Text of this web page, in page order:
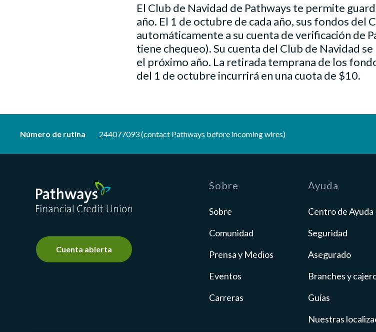
El Club de Navidad de Pathways te permite
año. El 1 de octubre de cada año, sus fondos del
automáticamente a su cuenta de verificación de
tiene chequeo). Su cuenta del Club de Navidad
el próximo año. La retirada temprana de los
del 1 de octubre incurrirá en una cuota de $10.
Número de rutina 244077093 (contact Pathways before incoming wires)
Pathways Financial Credit Union
Cuenta abierta
Sobre
Sobre
Comunidad
Prensa y Medios
Eventos
Carreras
Ayuda
Centro de Ayuda
Seguridad
Asegurado
Branches y
Guías
Nuestras